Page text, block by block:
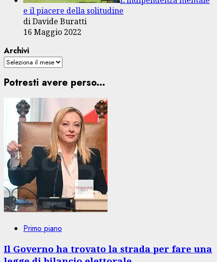
e il piacere della solitudine
di Davide Buratti
16 Maggio 2022
Archivi
Potresti avere perso...
Primo piano
Il Governo ha trovato la strada per fare una